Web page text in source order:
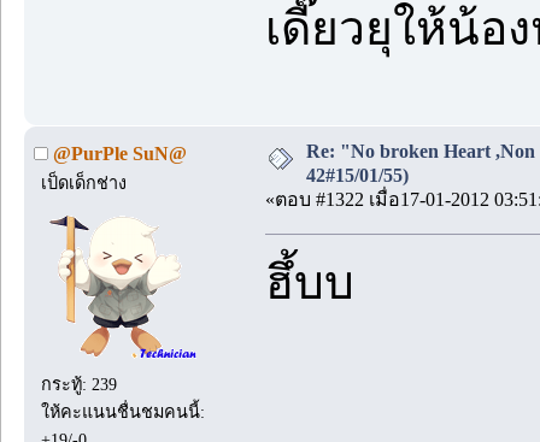
เดี๊ยวยุให้น้อ
@PurPle SuN@
เป็ดเด็กช่าง
กระทู้: 239
ให้คะแนนชื่นชมคนนี้:
Re: "No broken Heart
42#15/01/55)
«ตอบ #1322 เมื่อ17-01-2012
ฮึ้บบ